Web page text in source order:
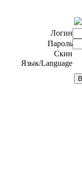
Логин
Пароль
Скин
Язык/Language